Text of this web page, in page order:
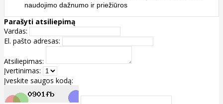
naudojimo dažnumo ir priežiūros
Parašyti atsiliepimą
Vardas:
El. pašto adresas:
Atsiliepimas:
Įvertinimas:
Įveskite saugos kodą: